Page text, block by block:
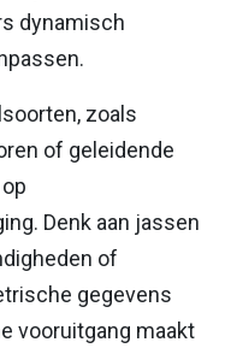
dynamisch
zoals
of geleidende
Denk aan jassen
of
gegevens
vooruitgang maakt